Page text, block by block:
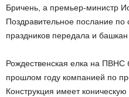
Бричень, а премьер-министр
Поздравительное послание
праздников передала и
Рождественская елка на ПВНС
прошлом году компанией по
Конструкция имеет